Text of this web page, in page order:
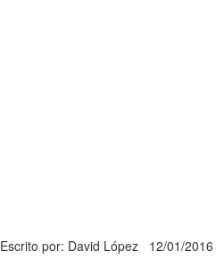
Escrito por: David López 12/01/2016